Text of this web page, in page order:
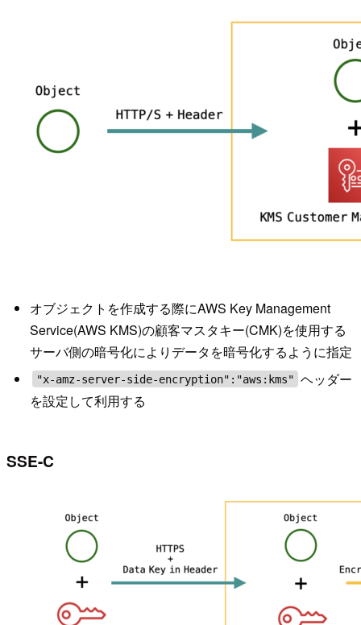
オブジェクトを作成する際にAWS Key Management
Service(AWS KMS)の顧客マスタキー(CMK)を使用する
サーバ側の暗号化によりデータを暗号化するように指定
"x-amz-server-side-encryption":"aws:kms" ヘッダー
を設定して利用する
SSE-C